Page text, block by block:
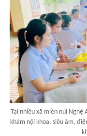
Tại nhiều xã miền núi Nghệ
khám nội khoa, siêu âm,